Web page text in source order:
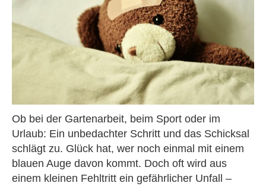
Ob bei der Gartenarbeit, beim Sport oder im
Urlaub: Ein unbedachter Schritt und das Schicksal
schlägt zu. Glück hat, wer noch einmal mit einem
blauen Auge davon kommt. Doch oft wird aus
einem kleinen Fehltritt ein gefährlicher Unfall –